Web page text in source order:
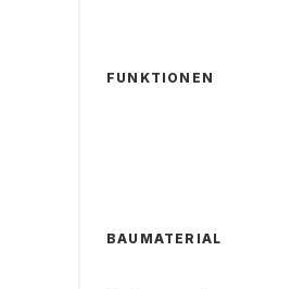
FUNKTIONEN
BAUMATERIAL